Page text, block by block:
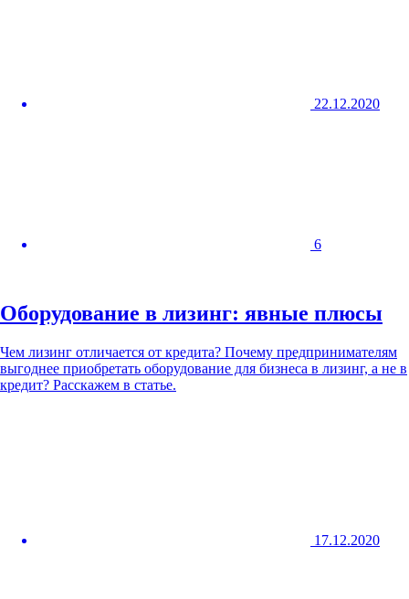
22.12.2020
6
Оборудование в лизинг: явные плюсы
Чем лизинг отличается от кредита? Почему предпринимателям
выгоднее приобретать оборудование для бизнеса в лизинг, а не в
кредит? Расскажем в статье.
17.12.2020